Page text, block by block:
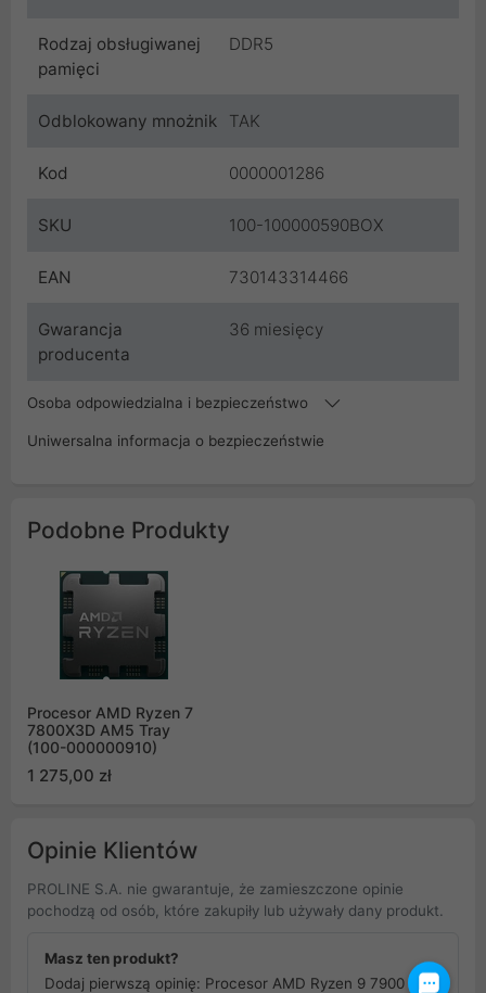
Rodzaj obsługiwanej
pamięci
DDR5
Odblokowany mnożnik TAK
Kod 0000001286
SKU 100-100000590BOX
EAN 730143314466
Gwarancja
producenta
36 miesięcy
Osoba odpowiedzialna i bezpieczeństwo
Uniwersalna informacja o bezpieczeństwie
Podobne Produkty
Procesor AMD Ryzen 7
7800X3D AM5 Tray
(100-000000910)
1 275,00 zł
Opinie Klientów
PROLINE S.A. nie gwarantuje, że zamieszczone opinie
pochodzą od osób, które zakupiły lub używały dany produkt.
Masz ten produkt?
Dodaj pierwszą opinię: Procesor AMD Ryzen 9 7900